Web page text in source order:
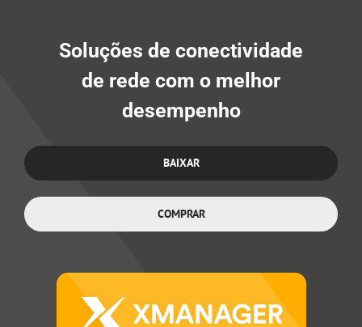
Soluções de conectividade
de rede com o melhor
desempenho
BAIXAR
COMPRAR